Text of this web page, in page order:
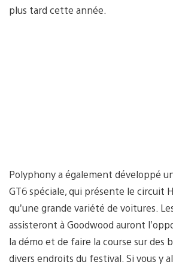
plus tard cette année.
Polyphony a également développé
GT6 spéciale, qui présente le circuit
qu’une grande variété de voitures.
assisteront à Goodwood auront
la démo et de faire la course sur des
divers endroits du festival. Si vous y